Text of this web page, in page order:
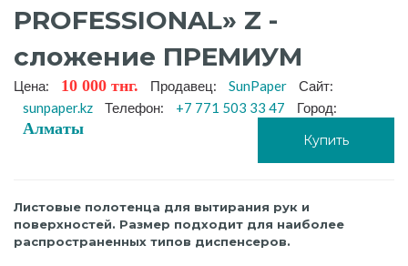
PROFESSIONAL» Z -
сложение ПРЕМИУМ
Цена: 10 000 тнг. Продавец: SunPaper
Сайт:
sunpaper.kz
Телефон: +7 771 503 33 47 Город:
Алматы
Купить
Листовые полотенца для вытирания рук и
поверхностей. Размер подходит для наиболее
распространенных типов диспенсеров.